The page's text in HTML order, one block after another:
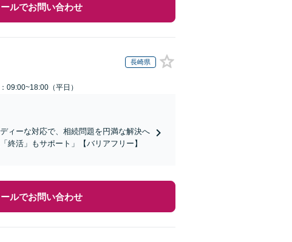
ールでお問い合わせ
長崎県
09:00~18:00（平日）
ィーな対応で、相続問題を円満な解決へ
終活」もサポート」【バリアフリー】
ールでお問い合わせ